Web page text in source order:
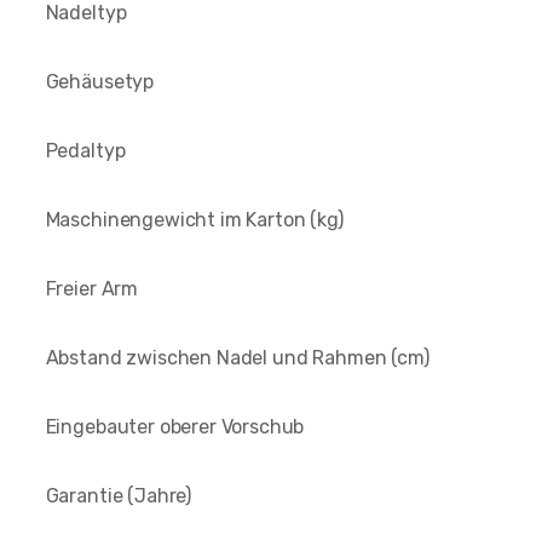
Nadeltyp
Gehäusetyp
Pedaltyp
Maschinengewicht im Karton (kg)
Freier Arm
Abstand zwischen Nadel und Rahmen (cm)
Eingebauter oberer Vorschub
Garantie (Jahre)